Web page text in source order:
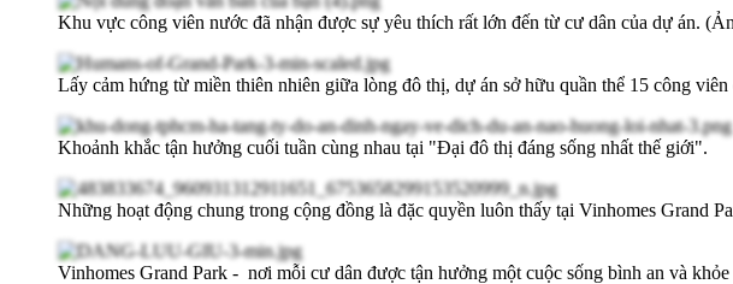
Khu vực công viên nước đã nhận được sự yêu thích rất lớn đến từ cư dân của dự án.
Lấy cảm hứng từ miền thiên nhiên giữa lòng đô thị, dự án sở hữu quần thể 15 công
Khoảnh khắc tận hưởng cuối tuần cùng nhau tại "Đại đô thị đáng sống nhất thế giới".
Những hoạt động chung trong cộng đồng là đặc quyền luôn thấy tại Vinhomes Grand
Vinhomes Grand Park - nơi mỗi cư dân được tận hưởng một cuộc sống bình an và